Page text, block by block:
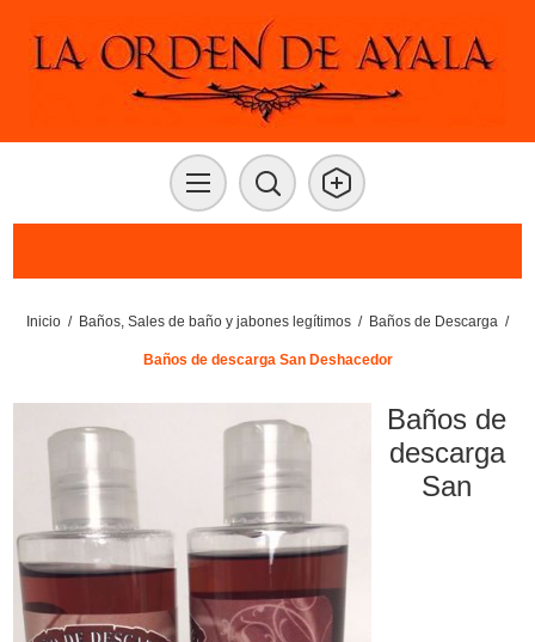
Inicio / Baños, Sales de baño y jabones legítimos / Baños de Descarga /
Baños de descarga San Deshacedor
Baños de
descarga
San